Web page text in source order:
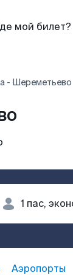
мой билет?
- Шереметьево
Аэропорты